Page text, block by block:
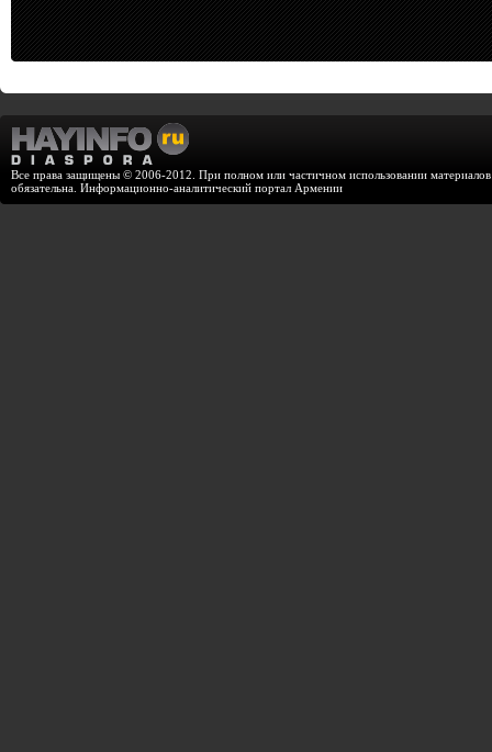
Все права защищены © 2006-2012. При полном или частичном использовании
обязательна. Информационно-аналитический портал Армении